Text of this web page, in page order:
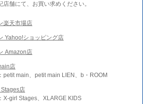
店舗にて、お買い求めください。
楽天市場店
Yahoo!ショッピング店
Amazon店
店
petit main、petit main LIEN、b・ROOM
店
X-girl Stages、XLARGE KIDS